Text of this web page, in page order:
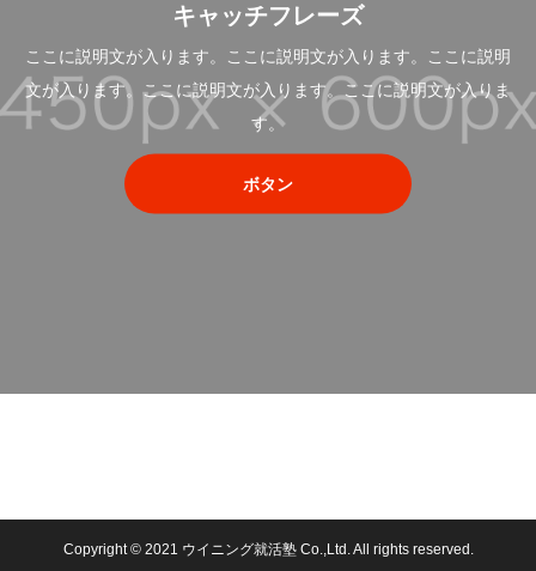
キャッチフレーズ
ここに説明文が入ります。ここに説明文が入ります。ここに説明
文が入ります。ここに説明文が入ります。ここに説明文が入りま
す。
ボタン
Copyright © 2021 ウイニング就活塾 Co.,Ltd. All rights reserved.